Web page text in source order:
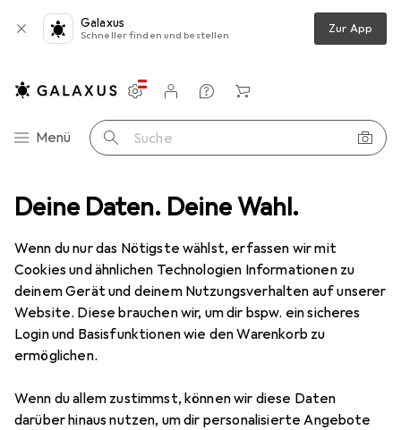
Deine Daten. Deine Wahl.
Wenn du nur das Nötigste wählst, erfassen wir mit
Cookies und ähnlichen Technologien Informationen zu
deinem Gerät und deinem Nutzungsverhalten auf unserer
Website. Diese brauchen wir, um dir bspw. ein sicheres
Login und Basisfunktionen wie den Warenkorb zu
ermöglichen.
Wenn du allem zustimmst, können wir diese Daten
darüber hinaus nutzen, um dir personalisierte Angebote
Galaxus
Schneller finden und bestellen Zur App
Navigation nach Kategorien
Menü Suche
Einstellungen
Kundenkonto
Vergleichslisten
Merklisten
Warenkorb
Velotransport Velokorb KlickFix Reisenthel Bikebasket Oval S
KlickFixReisenthel Bikebasket Oval S
12 l
3 Mehr von KlickFix